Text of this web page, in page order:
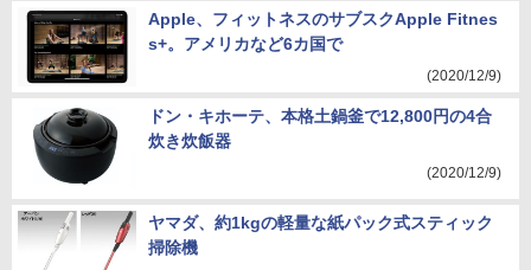
Apple、フィットネスのサブスクApple Fitnes
s+。アメリカなど6カ国で
(2020/12/9)
ドン・キホーテ、本格土鍋釜で12,800円の4合
炊き炊飯器
(2020/12/9)
ヤマダ、約1kgの軽量な紙パック式スティック
掃除機